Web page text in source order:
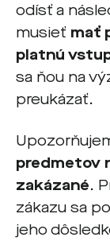
odísť a
musieť mať
platnú
sa ňou na
preukázať.
predmetov
zakázané.
zákazu sa
jeho